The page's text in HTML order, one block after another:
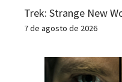
Trek: Strange New
7 de agosto de 2026